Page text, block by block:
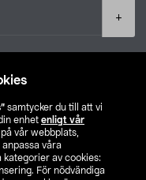
samtycker du till att vi
enhet enligt vår
vår webbplats,
våra
kategorier av cookies:
För nödvändiga
+